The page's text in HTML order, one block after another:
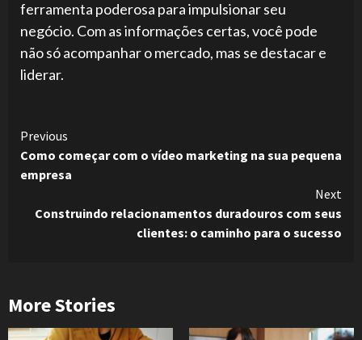
ferramenta poderosa para impulsionar seu
negócio. Com as informações certas, você pode
não só acompanhar o mercado, mas se destacar e
liderar.
Continue
Reading
Previous
Como começar com o vídeo marketing na sua pequena
empresa
Next
Construindo relacionamentos duradouros com seus
clientes: o caminho para o sucesso
More Stories